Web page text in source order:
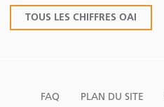
TOUS LES CHIFFRES OAI
FAQ PLAN DU SITE